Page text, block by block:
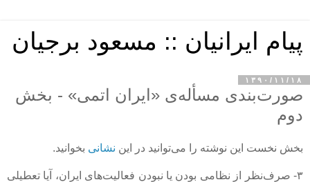
پیام ایرانیان :: مسعود برجیان
۱۳۹۰/۱۱/۱۸
صورت‌بندی مسأله‌ی «ایران اتمی» - بخش
دوم
بخش نخست این نوشته را می‌توانید در این نشانی بخوانید.
۳- صرف‌نظر از نظامی بودن یا نبودن فعالیت‌های ایران، آیا تعطیلی